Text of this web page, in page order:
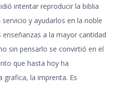
intentar reproducir la biblia
y ayudarlos en la noble
a la mayor cantidad
sin pensarlo se convirtió en el
que hasta hoy ha
grafica, la imprenta. Es